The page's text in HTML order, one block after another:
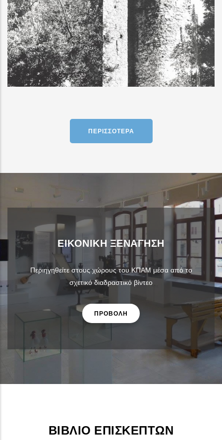
ΠΕΡΙΣΣΌΤΕΡΑ
ΕΙΚΟΝΙΚΉ ΞΕΝΆΓΗΣΗ
Περιηγηθείτε στους χώρους του ΚΠΑΜ μέσα από το
σχετικό διαδραστικό βίντεο
ΠΡΟΒΟΛΗ
ΒΙΒΛΊΟ ΕΠΙΣΚΕΠΤΏΝ